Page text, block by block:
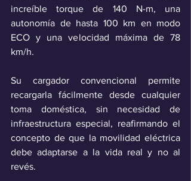
increíble torque de 140 N-m, una
autonomía de hasta 100 km en modo
ECO y una velocidad máxima de 78
km/h.
Su cargador convencional permite
recargarla fácilmente desde cualquier
toma doméstica, sin necesidad de
infraestructura especial, reafirmando el
concepto de que la movilidad eléctrica
debe adaptarse a la vida real y no al
revés.